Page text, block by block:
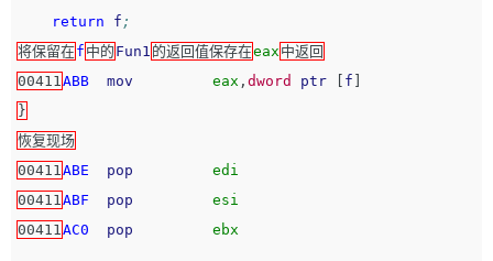
return f ;
将保留在f 中的 Fun1 的返回值保存在eax 中返回
00411ABB mov eax , dword ptr f
}
恢复现场
00411ABE pop
edi
00411ABF pop
esi
00411AC0 pop ebx